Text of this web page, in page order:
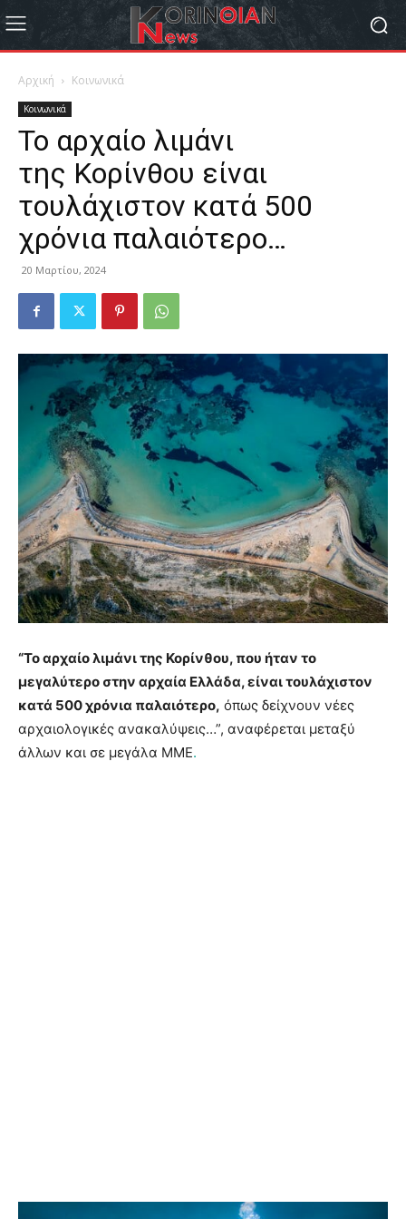
Αρχική Κοινωνικά
Κοινωνικά
Το αρχαίο λιμάνι
της Κορίνθου είναι
τουλάχιστον κατά 500
χρόνια παλαιότερο…
20 Μαρτίου, 2024
“Το αρχαίο λιμάνι της Κορίνθου, που ήταν το
μεγαλύτερο στην αρχαία Ελλάδα, είναι τουλάχιστον
κατά 500 χρόνια παλαιότερο, όπως δείχνουν νέες
αρχαιολογικές ανακαλύψεις…”, αναφέρεται μεταξύ
άλλων και σε μεγάλα ΜΜΕ.